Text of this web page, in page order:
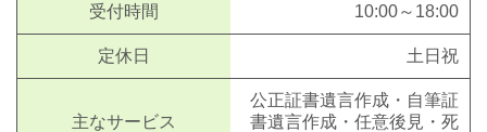
受付時間 10:00～18:00
定休日 土日祝
主なサービス
公正証書遺言作成・自筆証
書遺言作成・任意後見・死